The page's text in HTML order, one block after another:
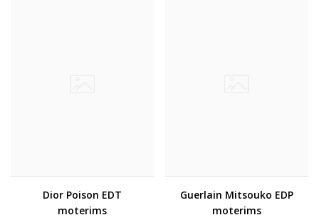
Dior Poison EDT
moterims
Guerlain Mitsouko EDP
moterims